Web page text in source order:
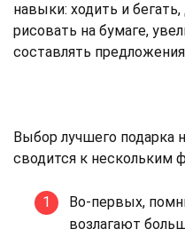
навыки: ходить и
рисовать на бумаге,
составлять
Выбор лучшего подарка
сводится к нескольким
Во-первых,
возлагают